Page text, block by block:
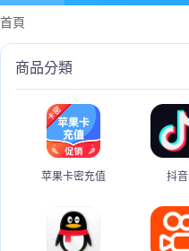
首頁
商品分類
苹果卡密充值 抖音